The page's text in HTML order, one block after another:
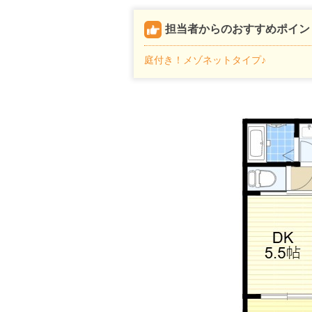
担当者からのおすすめポイン
庭付き！メゾネットタイプ♪